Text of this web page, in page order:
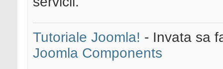
Tutoriale Joomla! - Invata sa
Joomla Components